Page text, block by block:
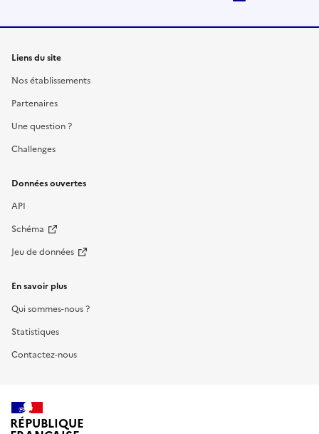
Liens du site
Nos établissements
Partenaires
Une question ?
Challenges
Données ouvertes
API
Schéma
Jeu de données
En savoir plus
Qui sommes-nous ?
Statistiques
Contactez-nous
RÉPUBLIQUE